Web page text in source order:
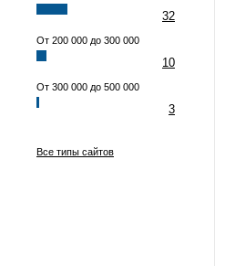
32
От 200 000 до 300 000
10
От 300 000 до 500 000
3
Все типы сайтов